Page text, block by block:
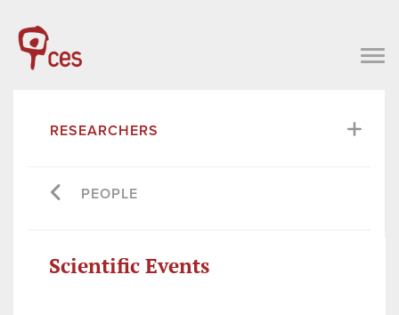
RESEARCHERS
PEOPLE
Scientific Events